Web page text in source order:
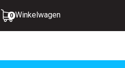
0 Winkelwagen